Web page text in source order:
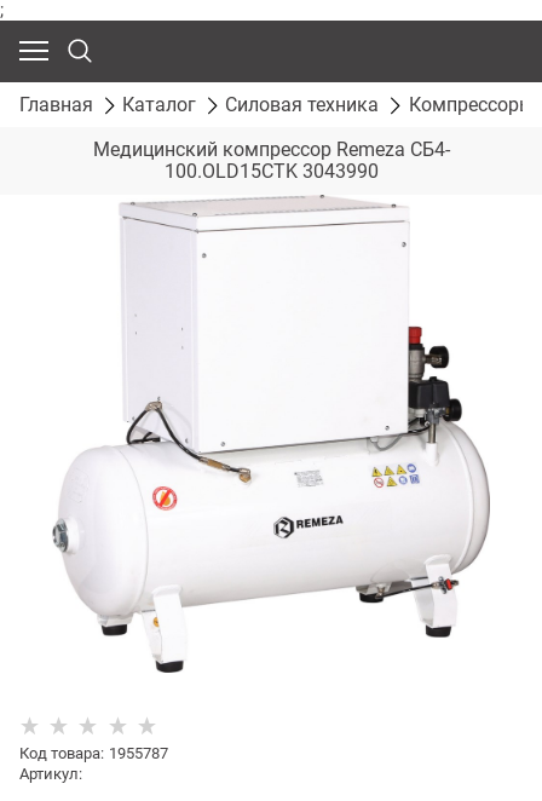
;
Главная Каталог Силовая техника
Компрессоры
Медицинский компрессор Remeza СБ4-
100.OLD15СТK 3043990
Код товара: 1955787
Артикул: